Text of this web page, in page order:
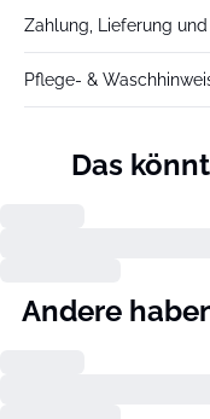
Zahlung, Lieferung
Pflege- &
Das
Andere